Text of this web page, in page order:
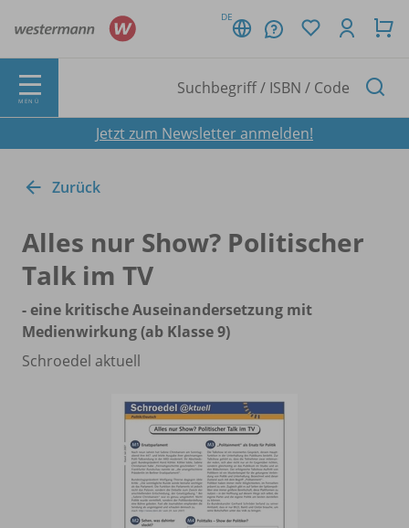
DE
MENÜ
Jetzt zum Newsletter anmelden!
Zurück
Alles nur Show? Politischer
Talk im TV
- eine kritische Auseinandersetzung mit
Medienwirkung (ab Klasse 9)
Schroedel aktuell